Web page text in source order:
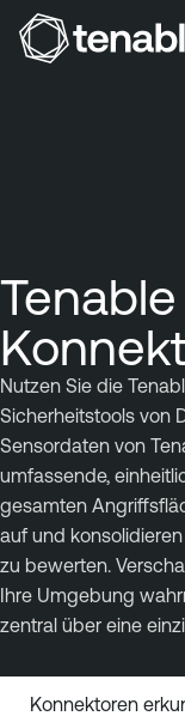
Nutzen Sie die
Sicherheitstools von
Sensordaten von
umfassende,
gesamten
auf und
zu bewerten.
Ihre Umgebung
zentral über eine
Konnektoren